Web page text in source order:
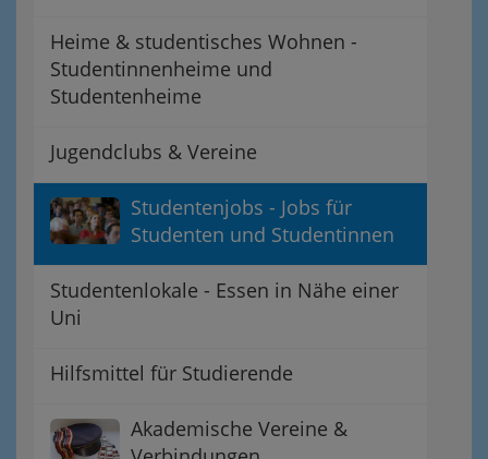
Heime & studentisches Wohnen -
Studentinnenheime und
Studentenheime
Jugendclubs & Vereine
Studentenjobs - Jobs für
Studenten und Studentinnen
Studentenlokale - Essen in Nähe einer
Uni
Hilfsmittel für Studierende
Akademische Vereine &